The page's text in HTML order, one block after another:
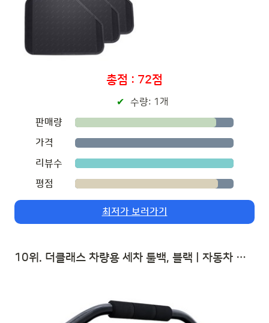
총점 : 72점
수량: 1개
판매량
가격
리뷰수
평점
최저가 보러가기
10위. 더클래스 차량용 세차 툴백, 블랙 | 자동차 트렁크 수납함